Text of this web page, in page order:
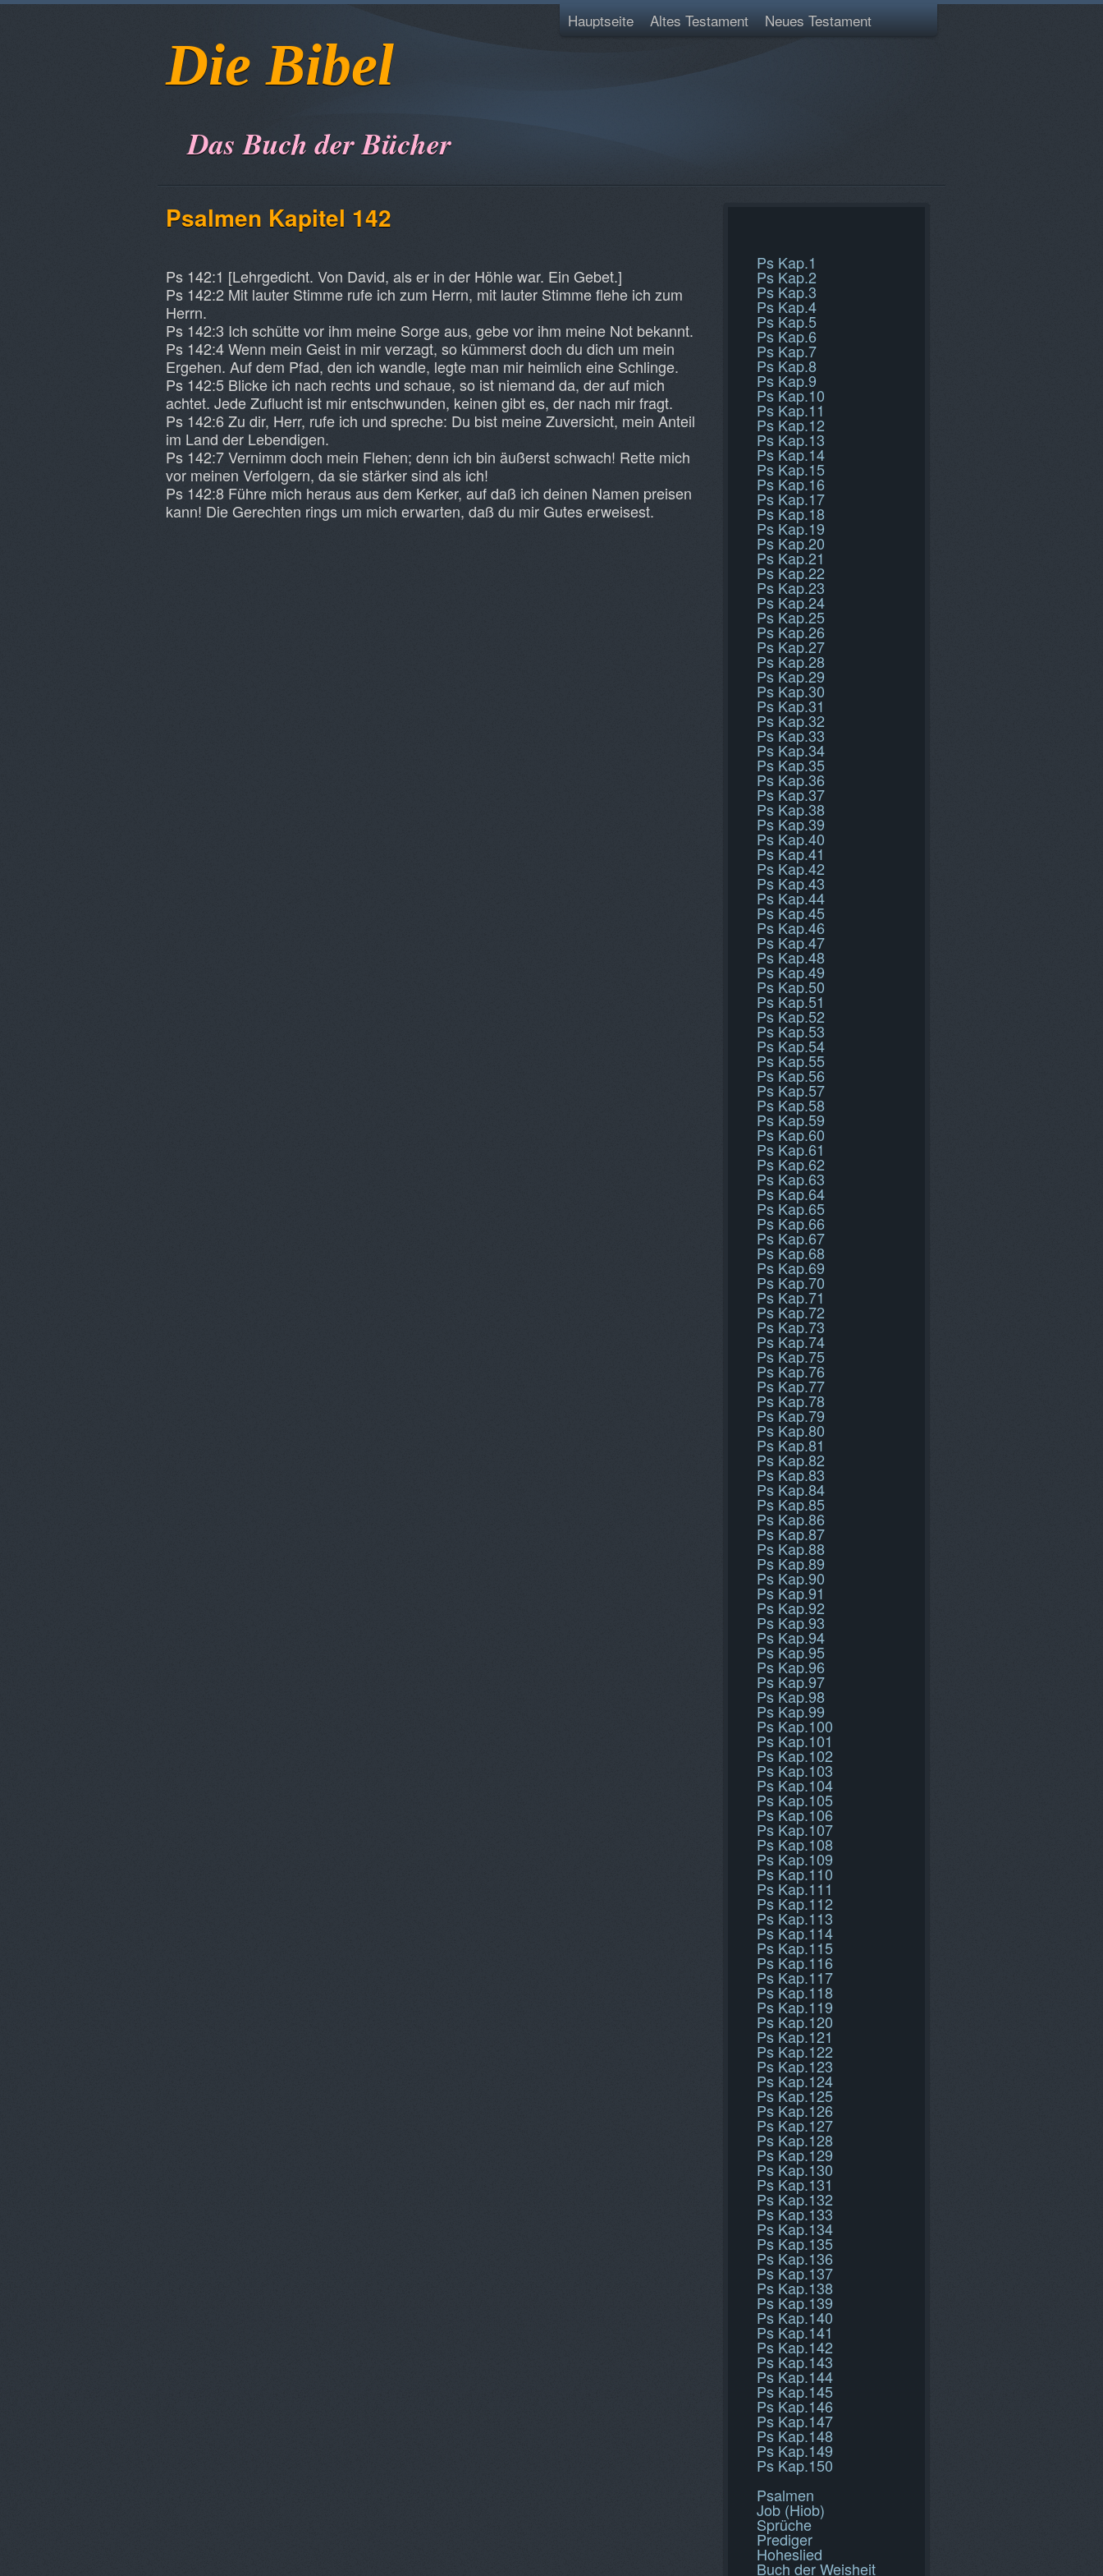
Die Bibel
Das Buch der Bücher
Hauptseite Altes Testament Neues Testament
Psalmen Kapitel 142
Ps 142:1 [Lehrgedicht. Von David, als er in der Höhle war. Ein Gebet.]
Ps 142:2 Mit lauter Stimme rufe ich zum Herrn, mit lauter Stimme flehe ich zum
Herrn.
Ps 142:3 Ich schütte vor ihm meine Sorge aus, gebe vor ihm meine Not bekannt.
Ps 142:4 Wenn mein Geist in mir verzagt, so kümmerst doch du dich um mein
Ergehen. Auf dem Pfad, den ich wandle, legte man mir heimlich eine Schlinge.
Ps 142:5 Blicke ich nach rechts und schaue, so ist niemand da, der auf mich
achtet. Jede Zuflucht ist mir entschwunden, keinen gibt es, der nach mir fragt.
Ps 142:6 Zu dir, Herr, rufe ich und spreche: Du bist meine Zuversicht, mein Anteil
im Land der Lebendigen.
Ps 142:7 Vernimm doch mein Flehen; denn ich bin äußerst schwach! Rette mich
vor meinen Verfolgern, da sie stärker sind als ich!
Ps 142:8 Führe mich heraus aus dem Kerker, auf daß ich deinen Namen preisen
kann! Die Gerechten rings um mich erwarten, daß du mir Gutes erweisest.
Ps Kap.1
Ps Kap.2
Ps Kap.3
Ps Kap.4
Ps Kap.5
Ps Kap.6
Ps Kap.7
Ps Kap.8
Ps Kap.9
Ps Kap.10
Ps Kap.11
Ps Kap.12
Ps Kap.13
Ps Kap.14
Ps Kap.15
Ps Kap.16
Ps Kap.17
Ps Kap.18
Ps Kap.19
Ps Kap.20
Ps Kap.21
Ps Kap.22
Ps Kap.23
Ps Kap.24
Ps Kap.25
Ps Kap.26
Ps Kap.27
Ps Kap.28
Ps Kap.29
Ps Kap.30
Ps Kap.31
Ps Kap.32
Ps Kap.33
Ps Kap.34
Ps Kap.35
Ps Kap.36
Ps Kap.37
Ps Kap.38
Ps Kap.39
Ps Kap.40
Ps Kap.41
Ps Kap.42
Ps Kap.43
Ps Kap.44
Ps Kap.45
Ps Kap.46
Ps Kap.47
Ps Kap.48
Ps Kap.49
Ps Kap.50
Ps Kap.51
Ps Kap.52
Ps Kap.53
Ps Kap.54
Ps Kap.55
Ps Kap.56
Ps Kap.57
Ps Kap.58
Ps Kap.59
Ps Kap.60
Ps Kap.61
Ps Kap.62
Ps Kap.63
Ps Kap.64
Ps Kap.65
Ps Kap.66
Ps Kap.67
Ps Kap.68
Ps Kap.69
Ps Kap.70
Ps Kap.71
Ps Kap.72
Ps Kap.73
Ps Kap.74
Ps Kap.75
Ps Kap.76
Ps Kap.77
Ps Kap.78
Ps Kap.79
Ps Kap.80
Ps Kap.81
Ps Kap.82
Ps Kap.83
Ps Kap.84
Ps Kap.85
Ps Kap.86
Ps Kap.87
Ps Kap.88
Ps Kap.89
Ps Kap.90
Ps Kap.91
Ps Kap.92
Ps Kap.93
Ps Kap.94
Ps Kap.95
Ps Kap.96
Ps Kap.97
Ps Kap.98
Ps Kap.99
Ps Kap.100
Ps Kap.101
Ps Kap.102
Ps Kap.103
Ps Kap.104
Ps Kap.105
Ps Kap.106
Ps Kap.107
Ps Kap.108
Ps Kap.109
Ps Kap.110
Ps Kap.111
Ps Kap.112
Ps Kap.113
Ps Kap.114
Ps Kap.115
Ps Kap.116
Ps Kap.117
Ps Kap.118
Ps Kap.119
Ps Kap.120
Ps Kap.121
Ps Kap.122
Ps Kap.123
Ps Kap.124
Ps Kap.125
Ps Kap.126
Ps Kap.127
Ps Kap.128
Ps Kap.129
Ps Kap.130
Ps Kap.131
Ps Kap.132
Ps Kap.133
Ps Kap.134
Ps Kap.135
Ps Kap.136
Ps Kap.137
Ps Kap.138
Ps Kap.139
Ps Kap.140
Ps Kap.141
Ps Kap.142
Ps Kap.143
Ps Kap.144
Ps Kap.145
Ps Kap.146
Ps Kap.147
Ps Kap.148
Ps Kap.149
Ps Kap.150
Psalmen
Job (Hiob)
Sprüche
Prediger
Hoheslied
Buch der Weisheit